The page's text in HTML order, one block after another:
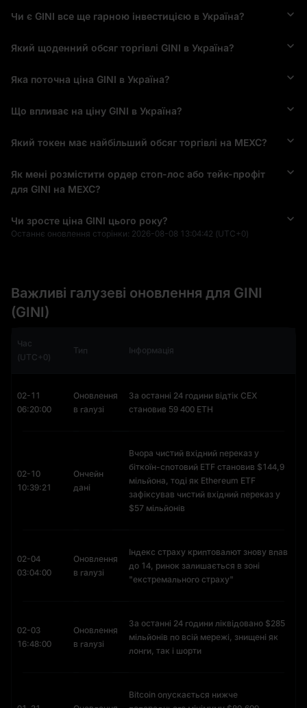
Чи є GINI все ще гарною інвестицією в Україна?
Який щоденний обсяг торгівлі GINI в Україна?
Яка поточна ціна GINI в Україна?
Що впливає на ціну GINI в Україна?
Який токен має найбільший обсяг торгівлі на MEXC?
Як мені розмістити ордер стоп-лос або тейк-профіт
для GINI на MEXC?
Чи зросте ціна GINI цього року?
Останнє оновлення сторінки: 2026-08-08 13:04:42 (UTC+0)
Важливі галузеві оновлення для GINI
(GINI)
Час
(UTC+0)
Тип Інформація
02-11
06:20:00
Оновлення
в галузі
За останні 24 години відтік CEX
становив 59 400 ETH
02-10
10:39:21
Ончейн
дані
Вчора чистий вхідний переказ у
біткоїн-спотовий ETF становив $144,9
мільйона, тоді як Ethereum ETF
зафіксував чистий вхідний переказ у
$57 мільйонів
02-04
03:04:00
Оновлення
в галузі
Індекс страху криптовалют знову впав
до 14, ринок залишається в зоні
"екстремального страху"
02-03
16:48:00
Оновлення
в галузі
За останні 24 години ліквідовано $285
мільйонів по всій мережі, знищені як
лонги, так і шорти
Bitcoin опускається нижче